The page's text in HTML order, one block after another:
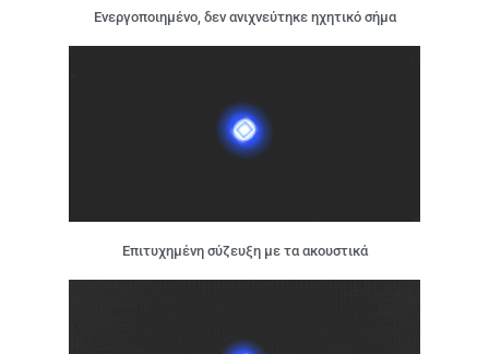
Ενεργοποιημένο, δεν ανιχνεύτηκε ηχητικό σήμα
Επιτυχημένη σύζευξη με τα ακουστικά